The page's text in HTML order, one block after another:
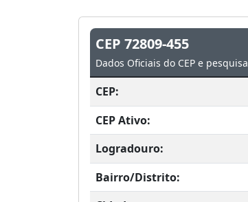
CEP 72809-455
Dados Oficiais do CEP e
CEP:
CEP Ativo:
Logradouro:
Bairro/Distrito: